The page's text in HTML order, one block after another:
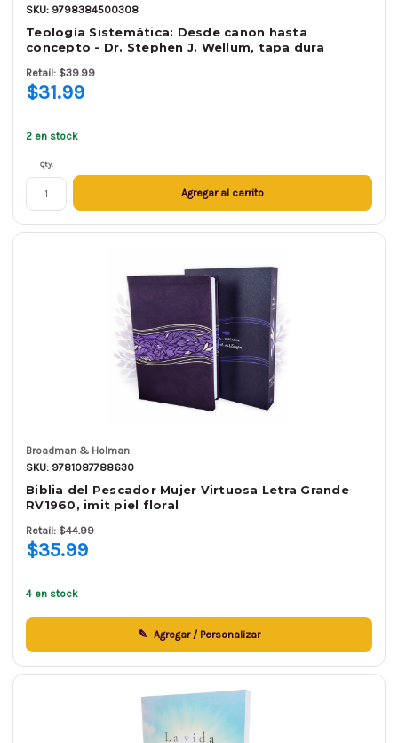
SKU: 9798384500308
Teología Sistemática: Desde canon hasta
concepto - Dr. Stephen J. Wellum, tapa dura
Retail: $39.99
$31.99
2 en stock
Qty.
Agregar al carrito
Broadman & Holman
SKU: 9781087788630
Biblia del Pescador Mujer Virtuosa Letra Grande
RV1960, imit piel floral
Retail: $44.99
$35.99
4 en stock
Agregar / Personalizar